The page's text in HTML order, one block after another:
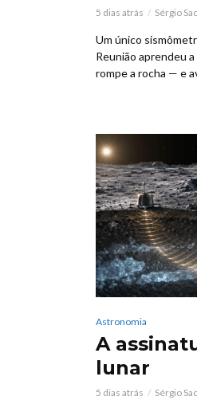
5 dias atrás Sérgio
Um único
Reunião aprendeu
rompe a rocha — e
Astronomia
A
lunar
5 dias atrás Sérgio